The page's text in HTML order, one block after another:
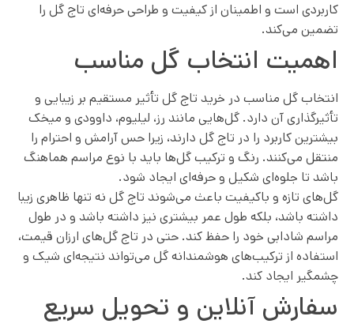
کاربردی است و اطمینان از کیفیت و طراحی حرفه‌ای تاج گل را
تضمین می‌کند.
اهمیت انتخاب گل مناسب
انتخاب گل مناسب در خرید تاج گل تأثیر مستقیم بر زیبایی و
تأثیرگذاری آن دارد. گل‌هایی مانند رز، لیلیوم، داوودی و میخک
بیشترین کاربرد را در تاج گل دارند، زیرا حس آرامش و احترام را
منتقل می‌کنند. رنگ و ترکیب گل‌ها باید با نوع مراسم هماهنگ
باشد تا جلوه‌ای شکیل و حرفه‌ای ایجاد شود.
گل‌های تازه و باکیفیت باعث می‌شوند تاج گل نه تنها ظاهری زیبا
داشته باشد، بلکه طول عمر بیشتری نیز داشته باشد و در طول
مراسم شادابی خود را حفظ کند. حتی در تاج گل‌های ارزان قیمت،
استفاده از ترکیب‌های هوشمندانه گل می‌تواند نتیجه‌ای شیک و
چشمگیر ایجاد کند.
سفارش آنلاین و تحویل سریع